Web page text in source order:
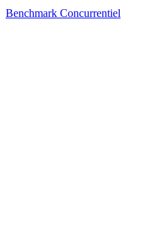
Benchmark Concurrentiel